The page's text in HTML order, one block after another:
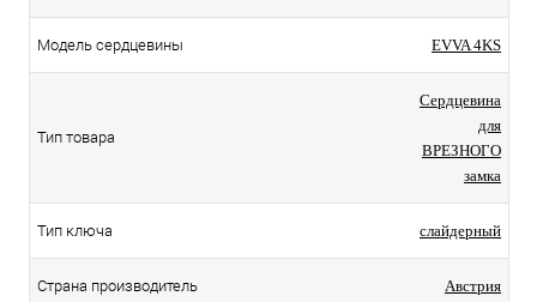
Модель сердцевины EVVA 4KS
Тип товара
Сердцевина
для
ВРЕЗНОГО
замка
Тип ключа слайдерный
Страна производитель Австрия